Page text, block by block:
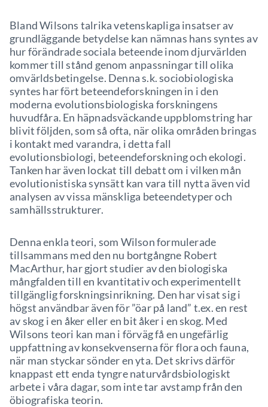
Bland Wilsons talrika vetenskapliga insatser av
grundläggande betydelse kan nämnas hans syntes av
hur förändrade sociala beteende inom djurvärlden
kommer till stånd genom anpassningar till olika
omvärldsbetingelse. Denna s.k. sociobiologiska
syntes har fört beteendeforskningen in i den
moderna evolutionsbiologiska forskningens
huvudfåra. En häpnadsväckande uppblomstring har
blivit följden, som så ofta, när olika områden bringas
i kontakt med varandra, i detta fall
evolutionsbiologi, beteendeforskning och ekologi.
Tanken har även lockat till debatt om i vilken mån
evolutionistiska synsätt kan vara till nytta även vid
analysen av vissa mänskliga beteendetyper och
samhällsstrukturer.
Denna enkla teori, som Wilson formulerade
tillsammans med den nu bortgångne Robert
MacArthur, har gjort studier av den biologiska
mångfalden till en kvantitativ och experimentellt
tillgänglig forskningsinrikning. Den har visat sig i
högst användbar även för ”öar på land” t.ex. en rest
av skog i en åker eller en bit åker i en skog. Med
Wilsons teori kan man i förväg få en ungefärlig
uppfattning av konsekvenserna för flora och fauna,
när man styckar sönder en yta. Det skrivs därför
knappast ett enda tyngre naturvårdsbiologiskt
arbete i våra dagar, som inte tar avstamp från den
öbiografiska teorin.